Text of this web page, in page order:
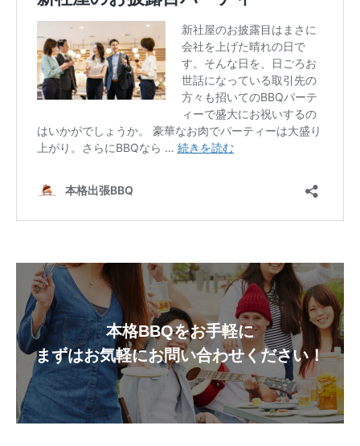
本格BBQをお手軽に
まずはお気軽にお問い合わせください！